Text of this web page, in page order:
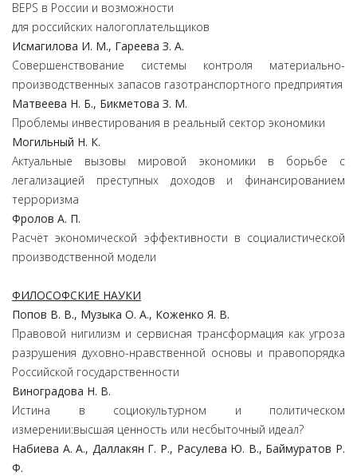
BEPS в России и возможности
для российских налогоплательщиков
Исмагилова И. М., Гареева З. А.
Совершенствование системы контроля материально-
производственных запасов газотранспортного предприятия
Матвеева Н. Б., Бикметова З. М.
Проблемы инвестирования в реальный сектор экономики
Могильный Н. К.
Актуальные вызовы мировой экономики в борьбе с
легализацией преступных доходов и финансированием
терроризма
Фролов А. П.
Расчёт экономической эффективности в социалистической
производственной модели
ФИЛОСОФСКИЕ НАУКИ
Попов В. В., Музыка О. А., Коженко Я. В.
Правовой нигилизм и сервисная трансформация как угроза
разрушения духовно-нравственной основы и правопорядка
Российской государственности
Виноградова Н. В.
Истина в социокультурном и политическом
измерении:высшая ценность или несбыточный идеал?
Набиева А. А., Даллакян Г. Р., Расулева Ю. В., Баймуратов Р.
Ф.